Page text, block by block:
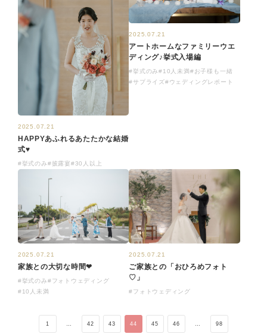
2025.07.21
HAPPYあふれるあたたかな結婚
式♥
#挙式のみ#披露宴#30人以上
2025.07.21
アートホームなファミリーウエ
ディング♪挙式入場編
#挙式のみ#10人未満#お子様も一緒
#サプライズ#ウェディングレポート
2025.07.21
家族との大切な時間❤
#挙式のみ#フォトウェディング
#10人未満
2025.07.21
ご家族との「おひろめフォト
♡」
#フォトウェディング
1 42 43 44 45 46 98